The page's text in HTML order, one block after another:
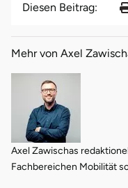
Diesen Beitrag:
Mehr von Axel
Axel Zawischas
Fachbereichen Mobilität